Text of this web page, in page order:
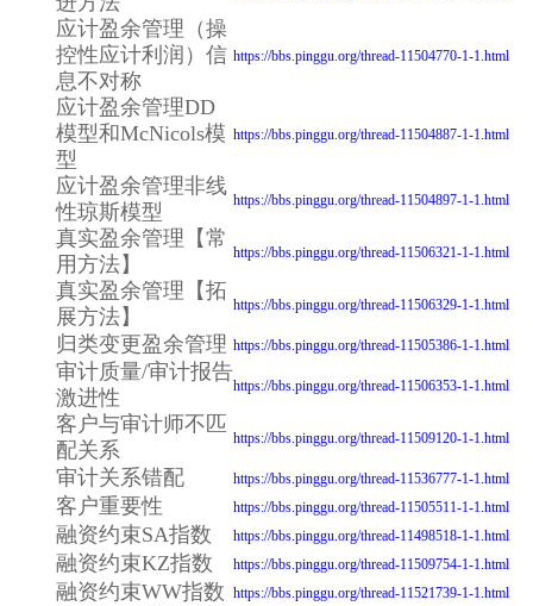
应计盈余管理（操
控性应计利润）信
息不对称
https://bbs.pinggu.org/thread-11504770-1-1.html
应计盈余管理DD
模型和McNicols模
型
https://bbs.pinggu.org/thread-11504887-1-1.html
应计盈余管理非线
性琼斯模型
https://bbs.pinggu.org/thread-11504897-1-1.html
真实盈余管理【常
用方法】
https://bbs.pinggu.org/thread-11506321-1-1.html
真实盈余管理【拓
展方法】
https://bbs.pinggu.org/thread-11506329-1-1.html
归类变更盈余管理 https://bbs.pinggu.org/thread-11505386-1-1.html
审计质量/审计报告
激进性
https://bbs.pinggu.org/thread-11506353-1-1.html
客户与审计师不匹
配关系
https://bbs.pinggu.org/thread-11509120-1-1.html
审计关系错配 https://bbs.pinggu.org/thread-11536777-1-1.html
客户重要性 https://bbs.pinggu.org/thread-11505511-1-1.html
融资约束SA指数 https://bbs.pinggu.org/thread-11498518-1-1.html
融资约束KZ指数 https://bbs.pinggu.org/thread-11509754-1-1.html
融资约束WW指数 https://bbs.pinggu.org/thread-11521739-1-1.html